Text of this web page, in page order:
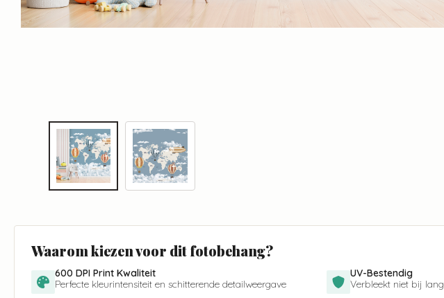
Waarom kiezen voor dit fotobehang?
600 DPI Print Kwaliteit
Perfecte kleurintensiteit en schitterende detailweergave
UV-Bestendig
Verbleekt niet bij